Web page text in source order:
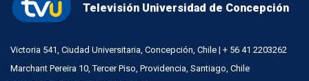
Televisión Universidad de Concepción
Victoria 541, Ciudad Universitaria, Concepción, Chile | + 56 41 2203262
Marchant Pereira 10, Tercer Piso, Providencia, Santiago, Chile